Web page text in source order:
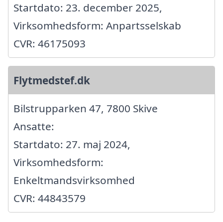
Startdato: 23. december 2025,
Virksomhedsform: Anpartsselskab
CVR: 46175093
Flytmedstef.dk
Bilstrupparken 47, 7800 Skive
Ansatte:
Startdato: 27. maj 2024,
Virksomhedsform:
Enkeltmandsvirksomhed
CVR: 44843579